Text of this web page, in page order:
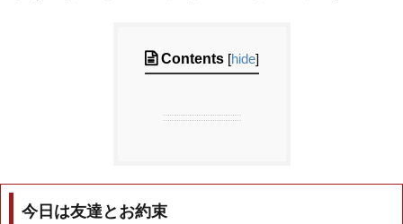
Contents [hide]
今日は友達とお約束